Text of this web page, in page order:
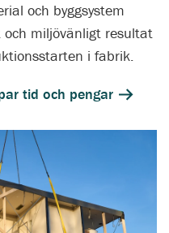
här
och byggsystem
miljövänligt resultat
i fabrik.
tid och pengar